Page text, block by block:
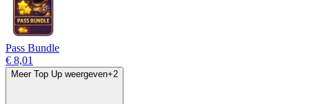
Pass Bundle
€ 8,01
Meer Top Up weergeven+2